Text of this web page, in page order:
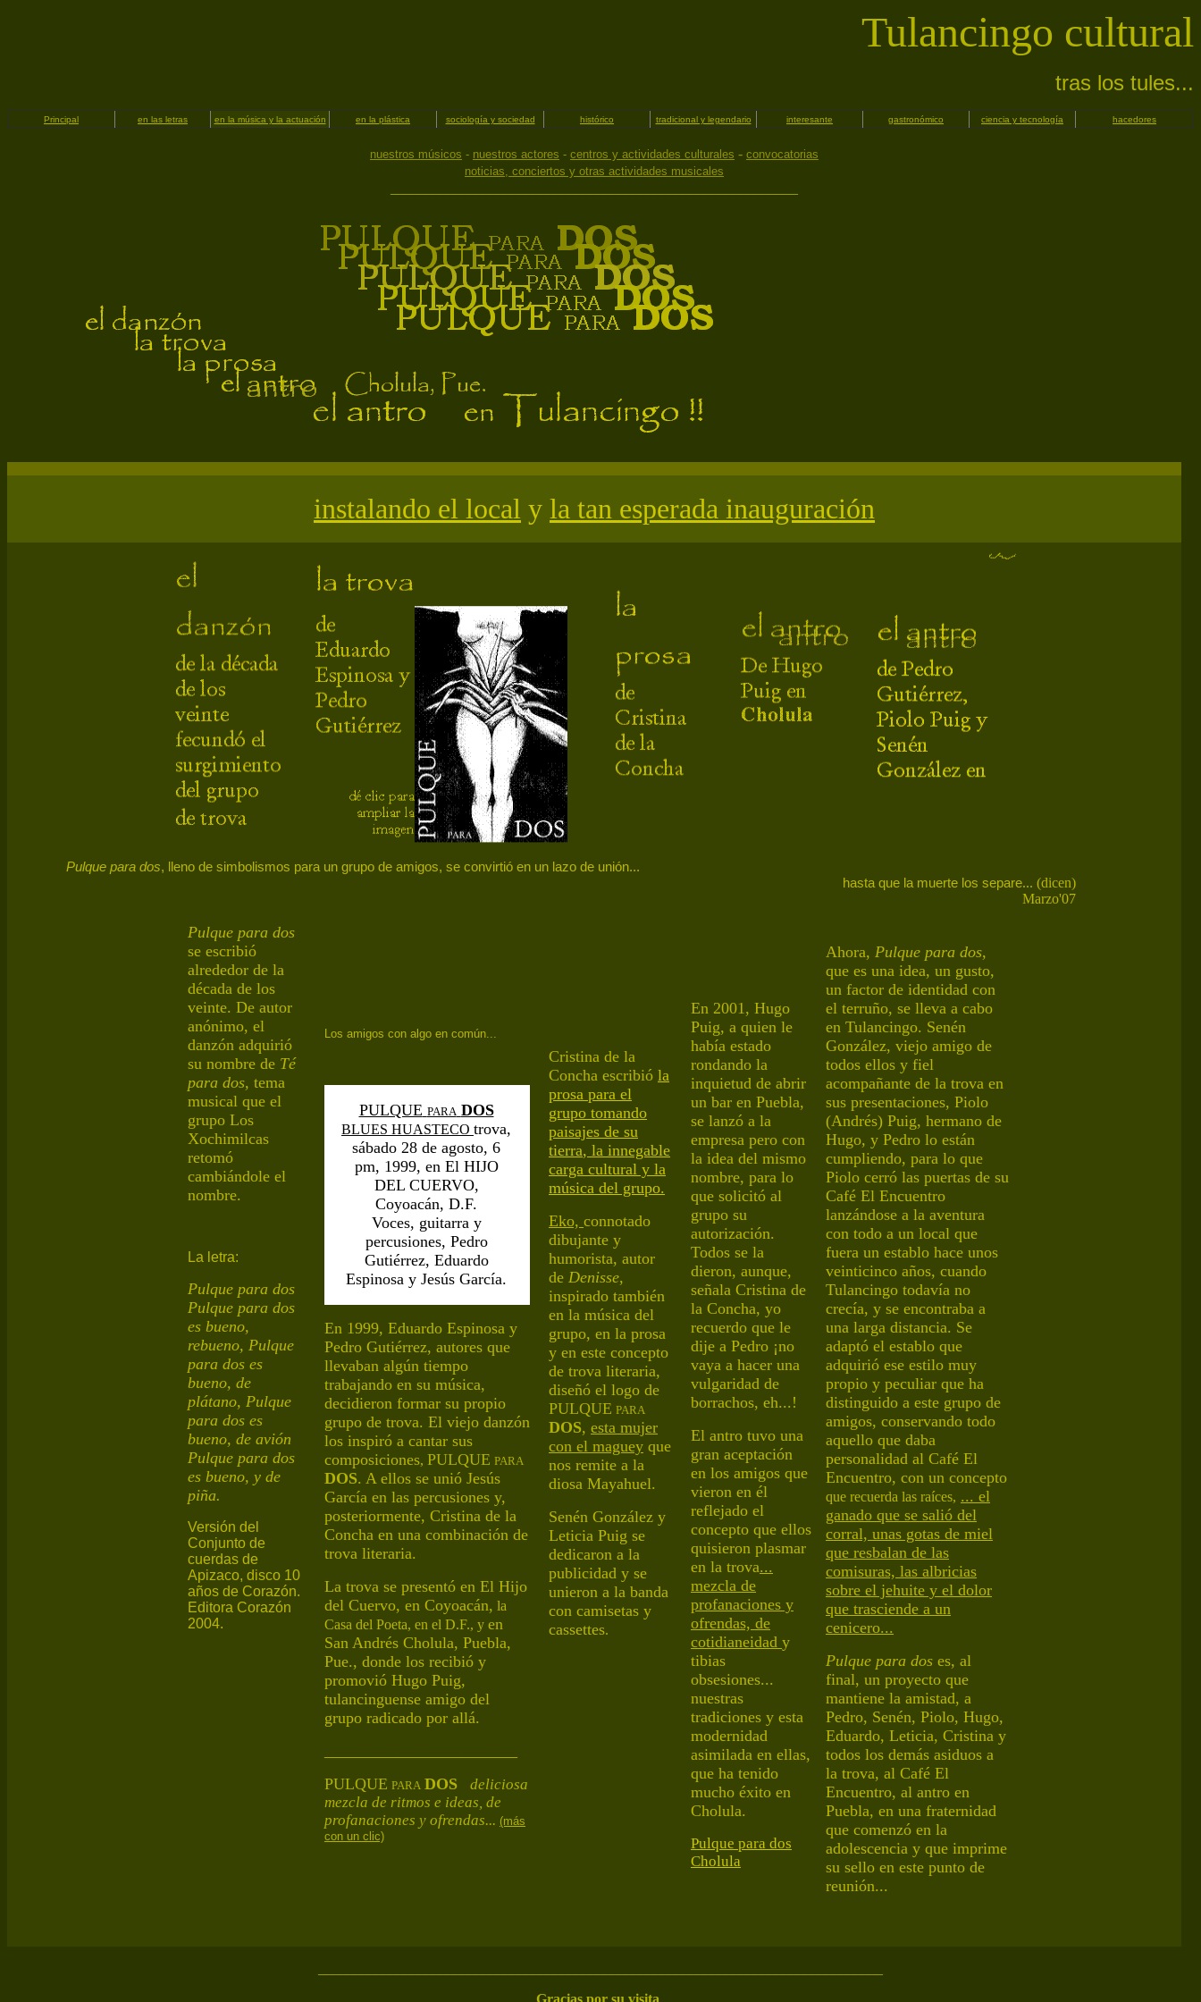
Tulancingo cultural
tras los tules...
Principal en las letras en la música y la actuación en la plástica sociología y sociedad histórico tradicional y legendario interesante gastronómico ciencia y tecnología hacedores
nuestros músicos - nuestros actores - centros y actividades culturales - convocatorias
noticias, conciertos y otras actividades musicales
instalando el local y la tan esperada inauguración
Pulque para dos,
lleno de simbolismos para un grupo de amigos, se convirtió en un lazo de unión...
hasta que la muerte los separe... (dicen)
Marzo'07
Pulque para dos
se escribió
alrededor de la
década de los
veinte. De autor
anónimo, el
danzón adquirió
su nombre de Té
para dos, tema
musical que el
grupo Los
Xochimilcas
retomó
cambiándole el
nombre.
La letra:
Pulque para dos
Pulque para dos
es bueno,
rebueno, Pulque
para dos es
bueno, de
plátano, Pulque
para dos es
bueno, de avión
Pulque para dos
es bueno, y de
piña.
Versión del
Conjunto de
cuerdas de
Apizaco, disco 10
años de Corazón.
Editora Corazón
2004.
Los amigos con algo en común...
PULQUE PARA DOS
BLUES HUASTECO trova,
sábado 28 de agosto, 6
pm, 1999, en El HIJO
DEL CUERVO,
Coyoacán, D.F.
Voces, guitarra y
percusiones, Pedro
Gutiérrez, Eduardo
Espinosa y Jesús García.
En 1999, Eduardo Espinosa y
Pedro Gutiérrez, autores que
llevaban algún tiempo
trabajando en su música,
decidieron formar su propio
grupo de trova. El viejo danzón
los inspiró a cantar sus
composiciones, PULQUE PARA
DOS. A ellos se unió Jesús
García en las percusiones y,
posteriormente, Cristina de la
Concha en una combinación de
trova literaria.
La trova se presentó en El Hijo
del Cuervo, en Coyoacán, la
Casa del Poeta, en el D.F., y en
San Andrés Cholula, Puebla,
Pue., donde los recibió y
promovió Hugo Puig,
tulancinguense amigo del
grupo radicado por allá.
PULQUE PARA DOS
deliciosa
mezcla de ritmos e ideas, de
profanaciones y ofrendas... (más
con un clic)
Cristina de la
Concha escribió la
prosa para el
grupo tomando
paisajes de su
tierra, la innegable
carga cultural y la
música del grupo.
Eko, connotado
dibujante y
humorista, autor
de Denisse,
inspirado también
en la música del
grupo, en la prosa
y en este concepto
de trova literaria,
diseñó el logo de
PULQUE PARA
DOS, esta mujer
con el maguey que
nos remite a la
diosa Mayahuel.
Senén González y
Leticia Puig se
dedicaron a la
publicidad y se
unieron a la banda
con camisetas y
cassettes.
En 2001, Hugo
Puig, a quien le
había estado
rondando la
inquietud de abrir
un bar en Puebla,
se lanzó a la
empresa pero con
la idea del mismo
nombre, para lo
que solicitó al
grupo su
autorización.
Todos se la
dieron, aunque,
señala Cristina de
la Concha, yo
recuerdo que le
dije a Pedro ¡no
vaya a hacer una
vulgaridad de
borrachos, eh...!
El antro tuvo una
gran aceptación
en los amigos que
vieron en él
reflejado el
concepto que ellos
quisieron plasmar
en la trova...
mezcla de
profanaciones y
ofrendas, de
cotidianeidad y
tibias
obsesiones...
nuestras
tradiciones y esta
modernidad
asimilada en ellas,
que ha tenido
mucho éxito en
Cholula.
Pulque para dos
Cholula
Ahora, Pulque para dos,
que es una idea, un gusto,
un factor de identidad con
el terruño, se lleva a cabo
en Tulancingo. Senén
González, viejo amigo de
todos ellos y fiel
acompañante de la trova en
sus presentaciones, Piolo
(Andrés) Puig, hermano de
Hugo, y Pedro lo están
cumpliendo, para lo que
Piolo cerró las puertas de su
Café El Encuentro
lanzándose a la aventura
con todo a un local que
fuera un establo hace unos
veinticinco años, cuando
Tulancingo todavía no
crecía, y se encontraba a
una larga distancia. Se
adaptó el establo que
adquirió ese estilo muy
propio y peculiar que ha
distinguido a este grupo de
amigos, conservando todo
aquello que daba
personalidad al Café El
Encuentro, con un concepto
que recuerda las raíces, ... el
ganado que se salió del
corral, unas gotas de miel
que resbalan de las
comisuras, las albricias
sobre el jehuite y el dolor
que trasciende a un
cenicero...
Pulque para dos es, al
final, un proyecto que
mantiene la amistad, a
Pedro, Senén, Piolo, Hugo,
Eduardo, Leticia, Cristina y
todos los demás asiduos a
la trova, al Café El
Encuentro, al antro en
Puebla, en una fraternidad
que comenzó en la
adolescencia y que imprime
su sello en este punto de
reunión...
Gracias por su visita